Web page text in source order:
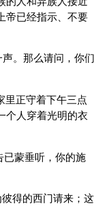
帝已经指示、不要
。那么请问，你们
里正守着下午三点
个人穿着光明的衣
已蒙垂听，你的施
得的西门请来；这